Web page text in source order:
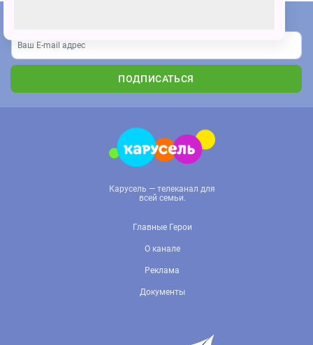
ПОДПИСАТЬСЯ
Карусель — телеканал для
всей семьи.
Главные Герои
О канале
Реклама
Документы